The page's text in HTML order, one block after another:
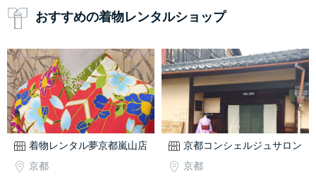
おすすめの着物レンタルショップ
着物レンタル夢京都嵐山店
京都
京都コンシェルジュサロン
京都